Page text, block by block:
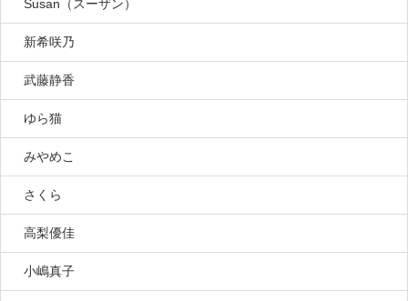
Susan（スーザン）
新希咲乃
武藤静香
ゆら猫
みやめこ
さくら
高梨優佳
小嶋真子